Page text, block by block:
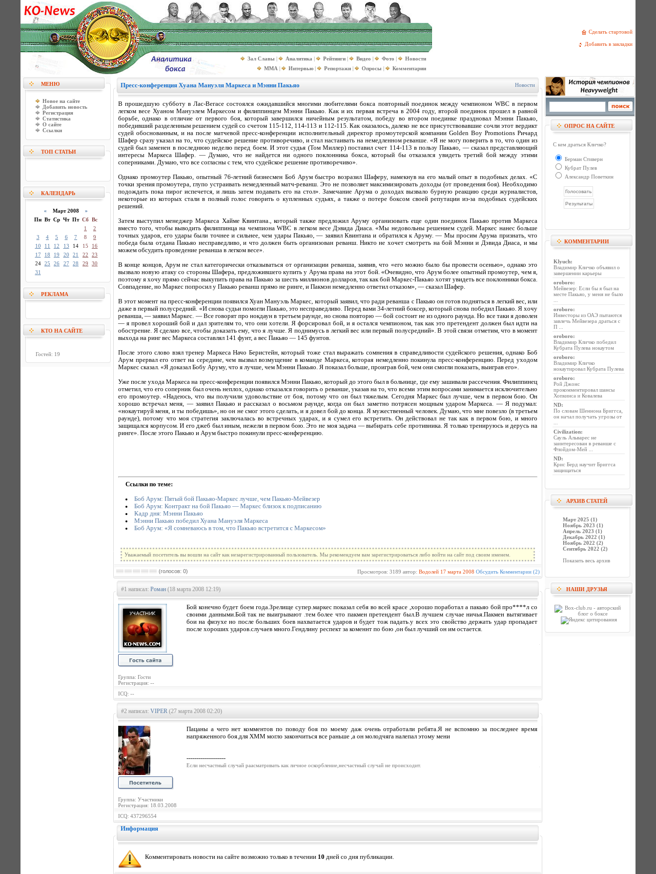
Сделать стартовой
Добавить в закладки
Зал Славы | Аналитика | Рейтинги | Видео | Фото |
Новости
MMA | Интервью | Репортажи | Опросы | Комментарии
МЕНЮ
Новое на сайте
Добавить новость
Регистрация
Статистика
О сайте
Ссылки
ТОП СТАТЬИ
КАЛЕНДАРЬ
« Март 2008 »
Пн Вт Ср Чт Пт Сб Вс
1
2
3
4 5 6 7 8
9
10
11 12 13 14 15
16
17
18 19 20 21 22
23
24
25 26 27 28 29
30
31
РЕКЛАМА
КТО НА САЙТЕ
Гостей: 19
Пресс-конференция Хуана Мануэля Маркеса и Мэнни Пакьяо Новости
В прошедшую субботу в Лас-Вегасе состоялся ожидавшийся многими любителями бокса повторный поединок между чемпионом WBC в первом
легком весе Хуаном Мануэлем Маркесом и филиппинцем Мэнни Пакьяо. Как и их первая встреча в 2004 году, второй поединок прошел в равной
борьбе, однако в отличие от первого боя, который завершился ничейным результатом, победу во втором поединке праздновал Мэнни Пакьяо,
победивший разделенным решением судей со счетом 115-112, 114-113 и 112-115. Как оказалось, далеко не все присутствовавшие сочли этот вердикт
судей обоснованным, и на после матчевой пресс-конференции исполнительный директор промоутерской компании Golden Boy Promotions Ричард
Шафер сразу указал на то, что судейское решение противоречиво, и стал настаивать на немедленном реванше. «Я не могу поверить в то, что один из
судей был заменен в последнюю неделю перед боем. И этот судья (Том Миллер) поставил счет 114-113 в пользу Пакьяо, — сказал представляющий
интересы Маркеса Шафер. — Думаю, что не найдется ни одного поклонника бокса, который бы отказался увидеть третий бой между этими
соперниками. Думаю, что все согласны с тем, что судейское решение противоречиво».
Однако промоутер Пакьяо, опытный 76-летний бизнесмен Боб Арум быстро возразил Шаферу, намекнув на его малый опыт в подобных делах. «С
точки зрения промоутера, глупо устраивать немедленный матч-реванш. Это не позволяет максимизировать доходы (от проведения боя). Необходимо
подождать пока пирог испечется, и лишь затем подавать его на стол». Замечание Арума о доходах вызвало бурную реакцию среди журналистов,
некоторые из которых стали в полный голос говорить о купленных судьях, а также о потере боксом своей репутации из-за подобных судейских
решений.
Затем выступил менеджер Маркеса Хайме Квинтана., который также предложил Аруму организовать еще один поединок Пакьяо против Маркеса
вместо того, чтобы выводить филиппинца на чемпиона WBC в легком весе Дэвида Диаса. «Мы недовольны решением судей. Маркес нанес больше
точных ударов, его удары были точнее и сильнее, чем удары Пакьяо, — заявил Квинтана и обратился к Аруму. — Мы просим Арума признать, что
победа была отдана Пакьяо несправедливо, и что должен быть организован реванш. Никто не хочет смотреть на бой Мэнни и Дэвида Диаса, и мы
можем обсудить проведение реванша в легком весе».
В конце концов, Арум не стал категорически отказываться от организации реванша, заявив, что «его можно было бы провести осенью», однако это
вызвало новую атаку со стороны Шафера, предложившего купить у Арума права на этот бой. «Очевидно, что Арум более опытный промоутер, чем я,
поэтому я хочу прямо сейчас выкупить права на Пакьяо за шесть миллионов долларов, так как бой Маркес-Пакьяо хотят увидеть все поклонники бокса.
Совпадение, но Маркес попросил у Пакьяо реванш прямо не ринге, и Пакмэн немедленно ответил отказом», — сказал Шафер.
В этот момент на пресс-конференции появился Хуан Мануэль Маркес, который заявил, что ради реванша с Пакьяо он готов подняться в легкий вес, или
даже в первый полусредний. «И снова судьи помогли Пакьяо, это несправедливо. Перед вами 34-летний боксер, который снова победил Пакьяо. Я хочу
реванша, — заявил Маркес. — Все говорят про нокдаун в третьем раунде, но снова повторю — бой состоит не из одного раунда. Но все таки я доволен
— я провел хороший бой и дал зрителям то, что они хотели. Я форсировал бой, и я остался чемпионом, так как это претендент должен был идти на
обострение. Я сделаю все, чтобы доказать ему, что я лучше. Я поднимусь в легкий вес или первый полусредний». В этой связи отметим, что в момент
выхода на ринг вес Маркеса составлял 141 фунт, а вес Пакьяо — 145 фунтов.
После этого слово взял тренер Маркеса Начо Беристейн, который тоже стал выражать сомнения в справедливости судейского решения, однако Боб
Арум прервал его ответ на середине, чем вызвал возмущение в команде Маркеса, которая немедленно покинула пресс-конференцию. Перед уходом
Маркес сказал. «Я доказал Бобу Аруму, что я лучше, чем Мэнни Пакьяо. Я показал больше, проиграв бой, чем они смогли показать, выиграв его».
Уже после ухода Маркеса на пресс-конференции появился Мэнни Пакьяо, который до этого был в больнице, где ему зашивали рассечения. Филиппинец
отметил, что его соперник был очень неплох, однако отказался говорить о реванше, указав на то, что всеми этим вопросами занимается исключительно
его промоутер. «Надеюсь, что вы получили удовольствие от боя, потому что он был тяжелым. Сегодня Маркес был лучше, чем в первом бою. Он
хорошо встречал меня, — заявил Пакьяо и рассказал о восьмом раунде, когда он был заметно потрясен мощным ударом Маркеса. — Я подумал:
«нокаутируй меня, и ты победишь», но он не смог этого сделать, и я довел бой до конца. Я мужественный человек. Думаю, что мне повезло (в третьем
раунде), потому что моя стратегия заключалась во встречных ударах, и я сумел его встретить. Он действовал не так как в первом бою, и много
защищался корпусом. И его джеб был иным, нежели в первом бою. Это не моя задача — выбирать себе противника. Я только тренируюсь и дерусь на
ринге». После этого Пакьяо и Арум быстро покинули пресс-конференцию.
Ссылки по теме:
Боб Арум: Пятый бой Пакьяо-Маркес лучше, чем Пакьяо-Мейвезер
Боб Арум: Контракт на бой Пакьяо — Маркес близок к подписанию
Кадр дня: Мэнни Пакьяо
Мэнни Пакьяо победил Хуана Мануэля Маркеса
Боб Арум: «Я сомневаюсь в том, что Пакьяо встретится с Маркесом»
Уважаемый посетитель вы вошли на сайт как незарегистрированный пользователь. Мы рекомендуем вам зарегистрироваться либо войти на сайт под своим именем.
(голосов: 0) Просмотров: 3189 автор: Водолей 17 марта 2008 Обсудить Комментарии (2)
#1 написал: Роман (18 марта 2008 12:19)
Группа: Гости
Регистрация: --
Бой конечно будет боем года.Зрелище супер.маркес показал себя во всей красе ,хорошо поработал а пакьяо бой про****л со
своими данными.Бой так не выигрывают .тем более что пакмен претендент был.В лучшем случае ничья.Пакмен вытягивает
бои на физухе но после больших боев нахватается ударов и будет тож падать.у всех это свойство держать удар пропадает
после хороших ударов.случаев много.Гендлину респект за коменнт по бою ,он был лучший он им остается.
ICQ: --
#2 написал: VIPER (27 марта 2008 02:20)
Группа: Участники
Регистрация: 18.03.2008
Пацаны а чего нет комментов по поводу боя по моему даж очень отработали ребята.Я не вспомню за последнее время
напряженного боя.для ХММ могло закончиться все раньше ,а он молодчяга налепал этому мени
--------------------
Если несчастный случай раасматривать как личное оскорбление,несчастный случай не происходит.
ICQ: 437296554
Информация
Комментировать новости на сайте возможно только в течении 10 дней со дня публикации.
ОПРОС НА САЙТЕ
С кем драться Кличко?
Берман Стиверн
Кубрат Пулев
Александр Поветкин
КОММЕНТАРИИ
Klyuch:
Владимир Кличко объявил о
завершении карьеры
oroboro:
Мейвезер: Если бы я был на
месте Пакьяо, у меня не было
oroboro:
Инвесторы из ОАЭ пытаются
завлечь Мейвезера драться с
П ...
oroboro:
Владимир Кличко победил
Кубрата Пулева нокаутом
oroboro:
Владимир Кличко
нокаутировал Кубрата Пулева
oroboro:
Рой Джонс
прокомментировал шансы
Хопкинса и Ковалева
ND:
По словам Шеннона Бриггса,
он начал получать угрозы от
Civilization:
Сауль Альварес не
заинтересован в реванше с
Флойдом-Мей ...
ND:
Крис Берд научит Бриггса
защищаться
АРХИВ СТАТЕЙ
Март 2025 (1)
Ноябрь 2023 (1)
Апрель 2023 (1)
Декабрь 2022 (1)
Ноябрь 2022 (2)
Сентябрь 2022 (2)
Показать весь архив
НАШИ ДРУЗЬЯ